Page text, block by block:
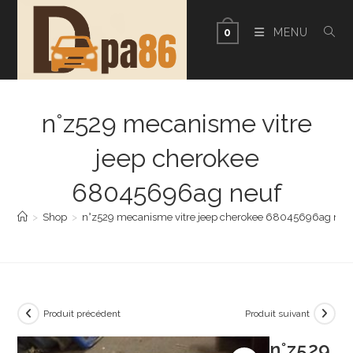
0 MENU
n°z529 mecanisme vitre
jeep cherokee
68045696ag neuf
> Shop > n°z529 mecanisme vitre jeep cherokee 68045696ag
Produit précédent Produit suivant